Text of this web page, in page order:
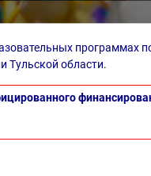
программах
Тульской области.